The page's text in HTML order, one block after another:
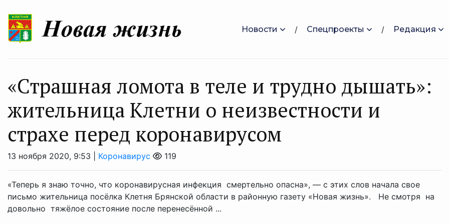
Новости Спецпроекты Редакция
«Страшная ломота в теле и трудно дышать»:
жительница Клетни о неизвестности и
страхе перед коронавирусом
13 ноября 2020, 9:53 | Коронавирус 119
«Теперь я знаю точно, что коронавирусная инфекция смертельно опасна», — с этих слов начала свое
письмо жительница посёлка Клетня Брянской области в районную газету «Новая жизнь». Не смотря на
довольно тяжёлое состояние после перенесённой ...